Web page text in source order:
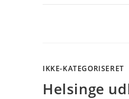
IKKE-KATEGORISERET
Helsinge